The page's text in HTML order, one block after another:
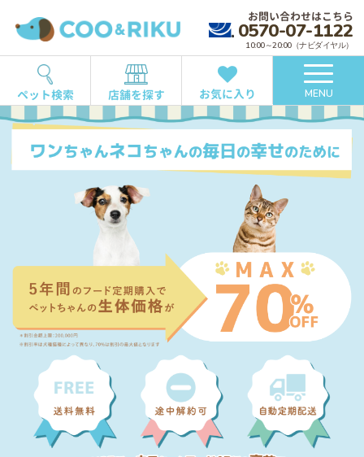
お問い合わせはこちら
0570-07-1122
10:00～20:00（ナビダイヤル）
ペット検索 店舗を探す お気に入り MENU